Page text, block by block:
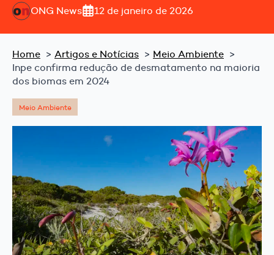
ONG News 12 de janeiro de 2026
Home Artigos e Notícias
Meio Ambiente
Inpe confirma redução de desmatamento na maioria
dos biomas em 2024
Meio Ambiente